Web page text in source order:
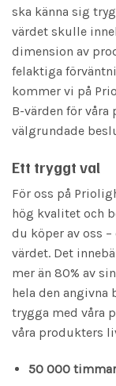
ska känna sig
värdet skulle
dimension av
felaktiga
kommer vi på
B-värden för våra
välgrundade
Ett tryggt val
För oss på
hög kvalitet och
du köper av oss
värdet. Det
mer än 80% av
hela den angivna
trygga med våra
våra produkters
50 000